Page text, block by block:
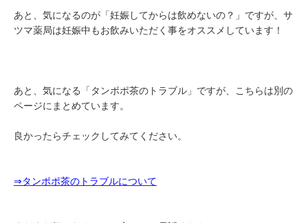
あと、気になるのが「妊娠してからは飲めないの？」ですが、サ
ツマ薬局は妊娠中もお飲みいただく事をオススメしています！
あと、気になる「タンポポ茶のトラブル」ですが、こちらは別の
ページにまとめています。
良かったらチェックしてみてください。
⇒タンポポ茶のトラブルについて